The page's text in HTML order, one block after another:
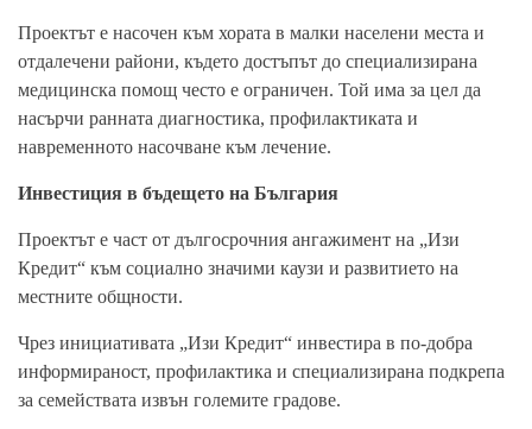
Проектът е насочен към хората в малки населени места и
отдалечени райони, където достъпът до специализирана
медицинска помощ често е ограничен. Той има за цел да
насърчи ранната диагностика, профилактиката и
навременното насочване към лечение.
Инвестиция в бъдещето на България
Проектът е част от дългосрочния ангажимент на „Изи
Кредит“ към социално значими каузи и развитието на
местните общности.
Чрез инициативата „Изи Кредит“ инвестира в по-добра
информираност, профилактика и специализирана подкрепа
за семействата извън големите градове.